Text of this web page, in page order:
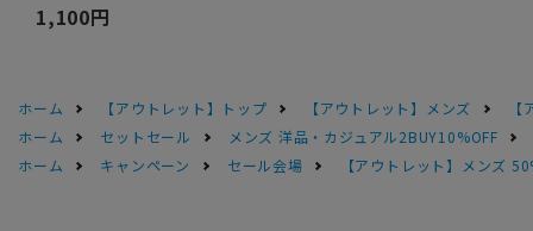
1,100円
ホーム 【アウトレット】トップ 【アウトレット】メンズ
ホーム
セットセール
メンズ 洋品・カジュアル2BUY10%OFF
ホーム
キャンペーン セール会場 【アウトレット】メンズ